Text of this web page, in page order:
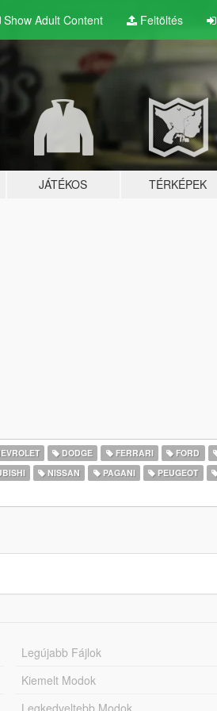
Show Adult Content Feltöltés
JÁTÉKOS TÉRKÉPEK
DODGE FERRARI FORD
NISSAN PAGANI PEUGEOT
Legújabb Fájlok
Kiemelt Modok
Legkedveltebb Modok